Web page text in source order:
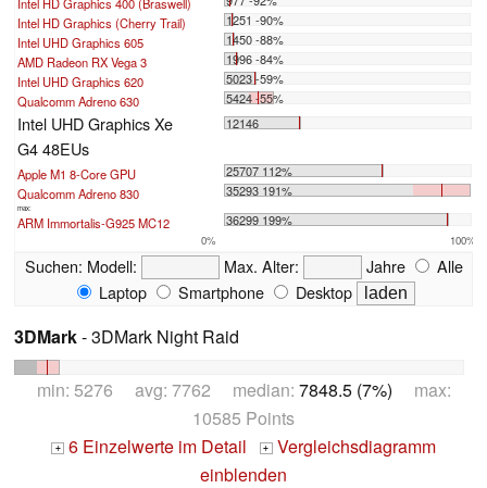
Intel HD Graphics (Cherry Trail)
1251 -90%
Intel UHD Graphics 605
1450 -88%
AMD Radeon RX Vega 3
1996 -84%
Intel UHD Graphics 620
5023 -59%
Qualcomm Adreno 630
5424 -55%
Intel UHD Graphics Xe
G4 48EUs
12146
Apple M1 8-Core GPU
25707 112%
Qualcomm Adreno 830
35293 191%
max:
ARM Immortalis-G925 MC12 36299 199%
0% 100%
Suchen: Modell: Max. Alter: Jahre
Alle
Laptop
Smartphone Desktop
3DMark- 3DMark Night Raid
min: 5276 avg: 7762 median: 7848.5 (7%) max:
10585 Points
+ 6 Einzelwerte im Detail + Vergleichsdiagramm
einblenden